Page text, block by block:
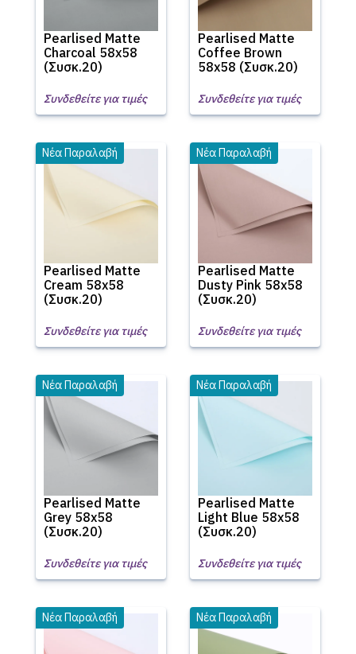
Pearlised Matte
Charcoal 58x58
(Συσκ.20)
Συνδεθείτε για τιμές
Pearlised Matte
Coffee Brown
58x58 (Συσκ.20)
Συνδεθείτε για τιμές
Pearlised Matte
Cream 58x58
(Συσκ.20)
Νέα Παραλαβή
Συνδεθείτε για τιμές
Pearlised Matte
Dusty Pink 58x58
(Συσκ.20)
Νέα Παραλαβή
Συνδεθείτε για τιμές
Pearlised Matte
Grey 58x58
(Συσκ.20)
Νέα Παραλαβή
Συνδεθείτε για τιμές
Pearlised Matte
Light Blue 58x58
(Συσκ.20)
Νέα Παραλαβή
Συνδεθείτε για τιμές
Νέα Παραλαβή Νέα Παραλαβή